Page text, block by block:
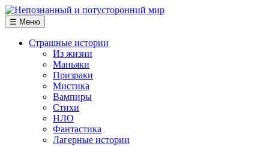
☰ Меню
Страшные истории
Из жизни
Маньяки
Призраки
Мистика
Вампиры
Стихи
НЛО
Фантастика
Лагерные истории